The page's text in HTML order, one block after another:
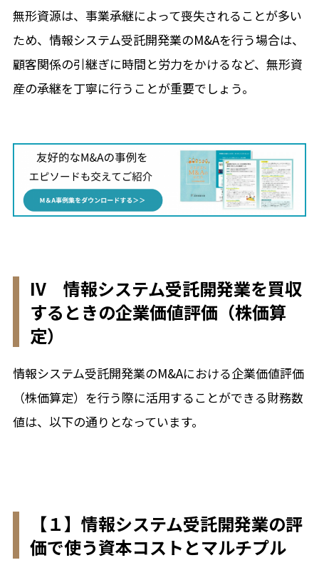
無形資源は、事業承継によって喪失されることが多い
ため、情報システム受託開発業のM&Aを行う場合は、
顧客関係の引継ぎに時間と労力をかけるなど、無形資
産の承継を丁寧に行うことが重要でしょう。
IV 情報システム受託開発業を買収
するときの企業価値評価（株価算
定）
情報システム受託開発業のM&Aにおける企業価値評価
（株価算定）を行う際に活用することができる財務数
値は、以下の通りとなっています。
【１】情報システム受託開発業の評
価で使う資本コストとマルチプル